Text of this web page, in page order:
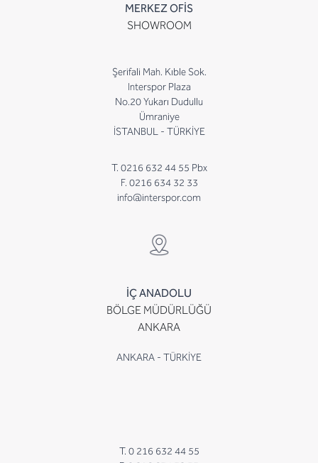
MERKEZ OFİS
SHOWROOM
Şerifali Mah. Kıble Sok.
Interspor Plaza
No.20 Yukarı Dudullu
Ümraniye
İSTANBUL - TÜRKİYE
T. 0216 632 44 55 Pbx
F. 0216 634 32 33
info@interspor.com
İÇ ANADOLU
BÖLGE MÜDÜRLÜĞÜ
ANKARA
ANKARA - TÜRKİYE
T. 0 216 632 44 55